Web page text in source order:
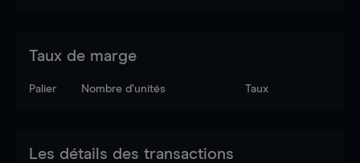
Taux de marge
Palier Nombre d’unités Taux
Les détails des transactions